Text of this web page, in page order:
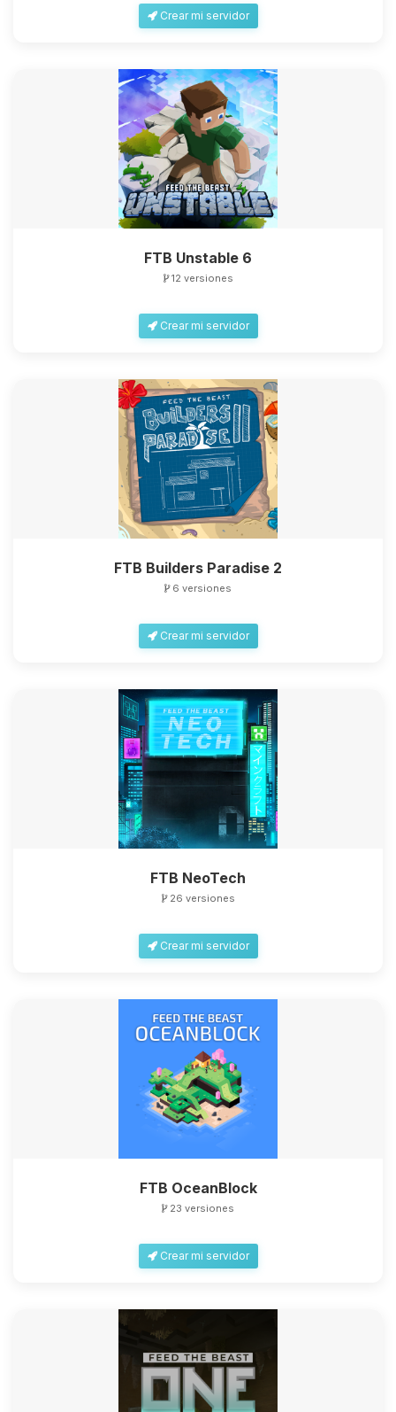
Crear mi servidor
FTB Unstable 6
12 versiones
Crear mi servidor
FTB Builders Paradise 2
6 versiones
Crear mi servidor
FTB NeoTech
26 versiones
Crear mi servidor
FTB OceanBlock
23 versiones
Crear mi servidor